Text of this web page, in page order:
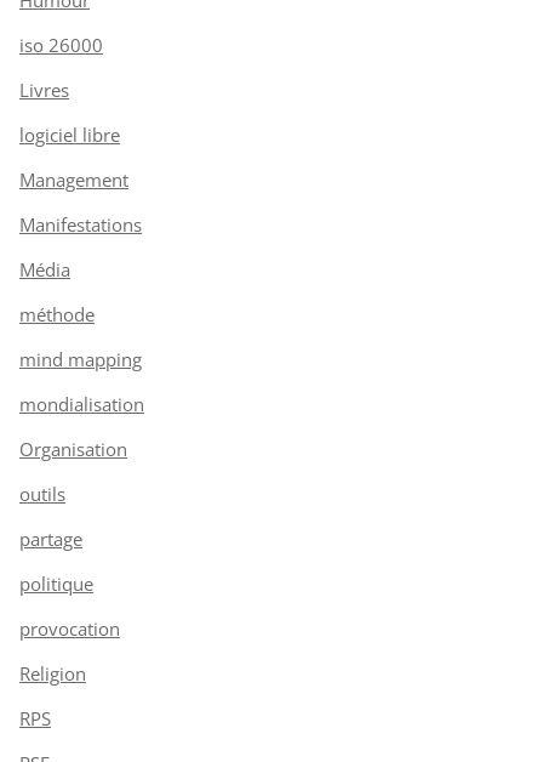
iso 26000
Livres
logiciel libre
Management
Manifestations
Média
méthode
mind mapping
mondialisation
Organisation
outils
partage
politique
provocation
Religion
RPS